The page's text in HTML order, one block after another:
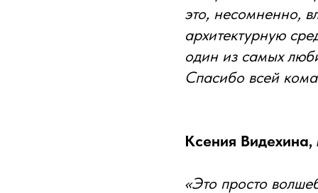
это, несомненно,
архитектурную
один из самых
Спасибо всей
Ксения
«Это просто